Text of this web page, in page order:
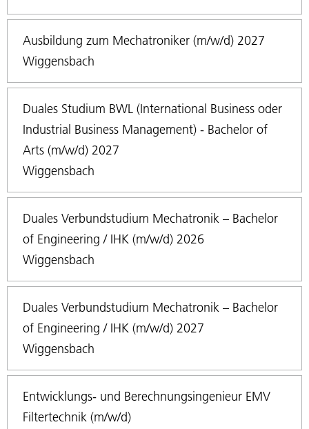
Ausbildung zum Mechatroniker (m/w/d) 2027
Wiggensbach
Duales Studium BWL (International Business oder
Industrial Business Management) - Bachelor of
Arts (m/w/d) 2027
Wiggensbach
Duales Verbundstudium Mechatronik – Bachelor
of Engineering / IHK (m/w/d) 2026
Wiggensbach
Duales Verbundstudium Mechatronik – Bachelor
of Engineering / IHK (m/w/d) 2027
Wiggensbach
Entwicklungs- und Berechnungsingenieur EMV
Filtertechnik (m/w/d)